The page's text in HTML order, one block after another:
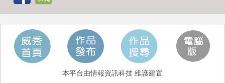
本平台由情報資訊科技 維護建置